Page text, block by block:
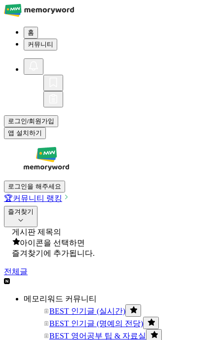
홈
커뮤니티
로그인/회원가입
앱 설치하기
로그인을 해주세요
🏆커뮤니티 랭킹
즐겨찾기
게시판 제목의
아이콘을 선택하면
즐겨찾기에 추가됩니다.
전체글
메모리워드 커뮤니티
BEST 인기글 (실시간)
BEST 인기글 (명예의 전당)
BEST 영어공부 팁 & 자료실